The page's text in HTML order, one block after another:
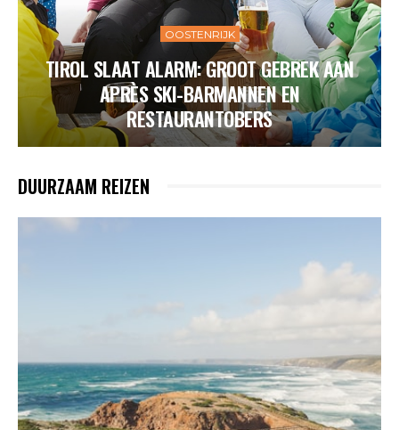
OOSTENRIJK
TIROL SLAAT ALARM: GROOT GEBREK AAN
APRÈS SKI-BARMANNEN EN
RESTAURANTOBERS
DUURZAAM REIZEN